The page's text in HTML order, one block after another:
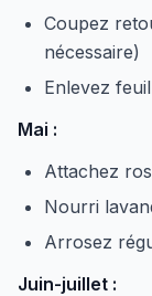
Coupez
nécessaire)
Enlevez
Mai :
Attachez
Nourri
Arrosez
Juin-juillet :